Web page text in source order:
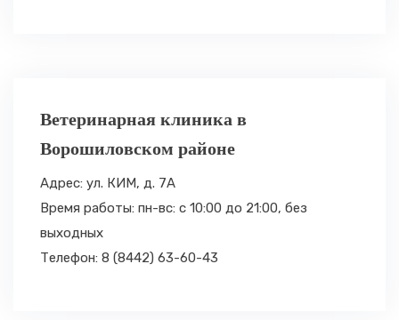
Ветеринарная клиника в
Ворошиловском районе
Адрес: ул. КИМ, д. 7А
Время работы: пн-вс: с 10:00 до 21:00, без
выходных
Телефон: 8 (8442) 63-60-43